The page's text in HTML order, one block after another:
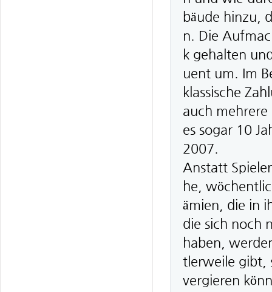
bäude hinzu,
n. Die
k gehalten
uent um. Im
klassische
auch
es sogar 10
2007.
Anstatt
he,
ämien, die in
die sich noch
haben,
tlerweile gibt,
vergieren